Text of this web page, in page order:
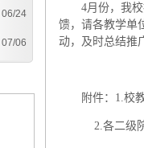
06/24
07/06
4月份，我
馈，请各教学单
动，及时总结推
附件：1.校
2.各二级